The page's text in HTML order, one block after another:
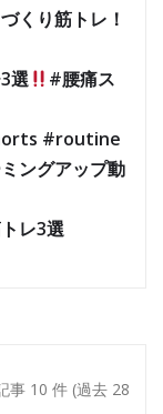
くり筋トレ！
選
#腰痛ス
#routine
ングアップ動
レ3選
事 10 件 (過去 28